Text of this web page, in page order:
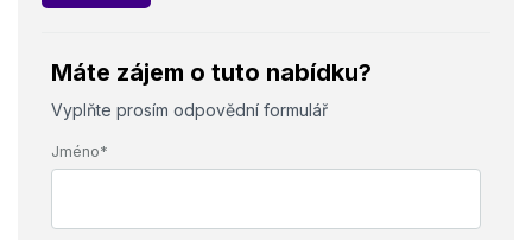
Máte zájem o tuto nabídku?
Vyplňte prosím odpovědní formulář
Jméno*